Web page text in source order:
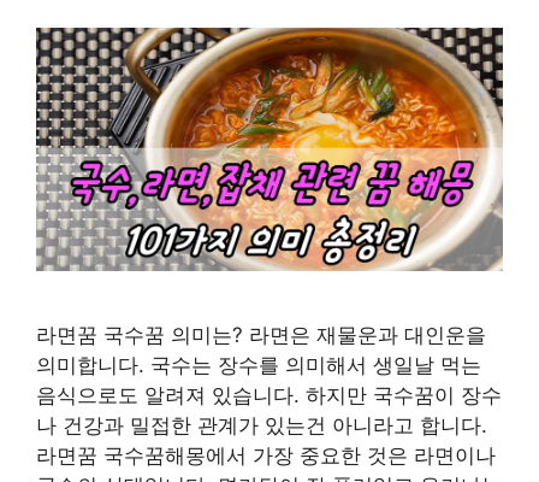
라면꿈 국수꿈 의미는? 라면은 재물운과 대인운을
의미합니다. 국수는 장수를 의미해서 생일날 먹는
음식으로도 알려져 있습니다. 하지만 국수꿈이 장수
나 건강과 밀접한 관계가 있는건 아니라고 합니다.
라면꿈 국수꿈해몽에서 가장 중요한 것은 라면이나